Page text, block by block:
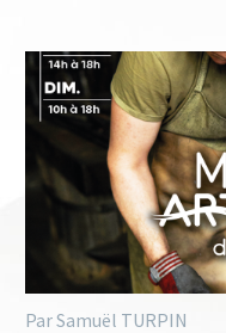
Par Samuël TURPIN